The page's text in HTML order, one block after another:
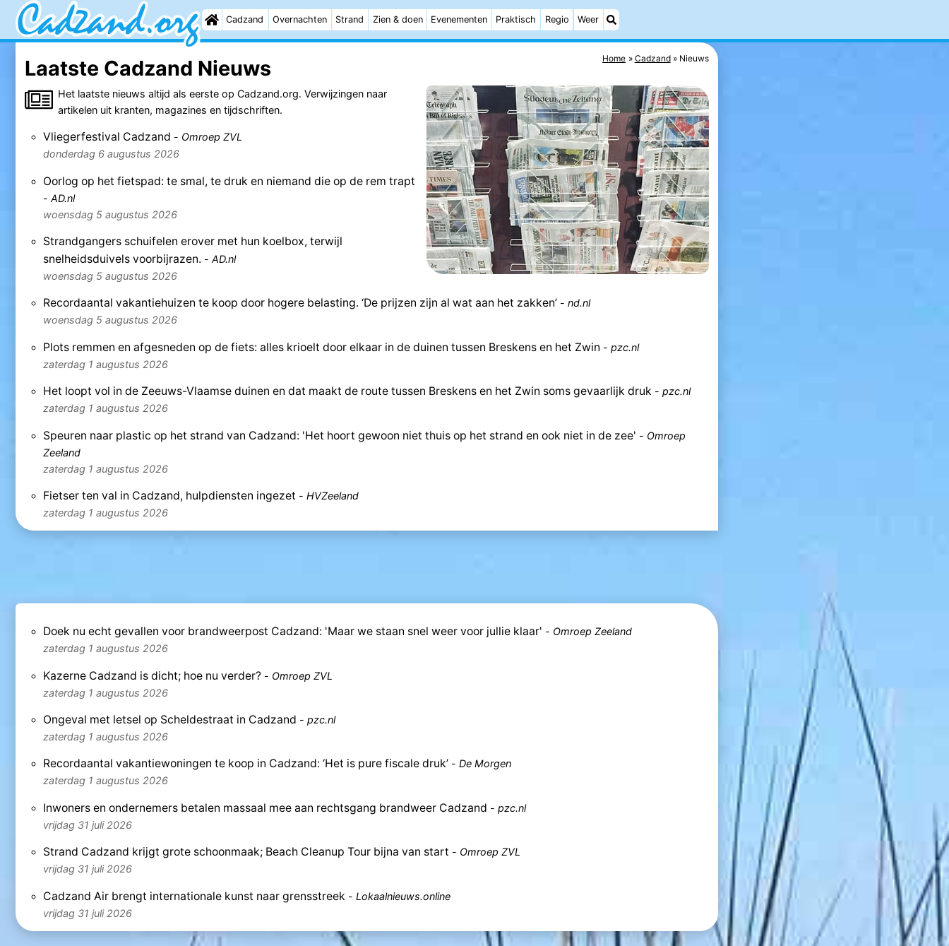
Cadzand Overnachten Strand Zien & doen Evenementen Praktisch Regio Weer
Home Cadzand Nieuws
Laatste Cadzand Nieuws
Het laatste nieuws altijd als eerste op Cadzand.org. Verwijzingen naar
artikelen uit kranten, magazines en tijdschriften.
Vliegerfestival Cadzand - Omroep ZVL
donderdag 6 augustus 2026
Oorlog op het fietspad: te smal, te druk en niemand die op de rem trapt
- AD.nl
woensdag 5 augustus 2026
Strandgangers schuifelen erover met hun koelbox, terwijl
snelheidsduivels voorbijrazen. - AD.nl
woensdag 5 augustus 2026
Recordaantal vakantiehuizen te koop door hogere belasting. ‘De prijzen zijn al wat aan het zakken’- nd.nl
woensdag 5 augustus 2026
Plots remmen en afgesneden op de fiets: alles krioelt door elkaar in de duinen tussen Breskens en het Zwin - pzc.nl
zaterdag 1 augustus 2026
Het loopt vol in de Zeeuws-Vlaamse duinen en dat maakt de route tussen Breskens en het Zwin soms gevaarlijk druk - pzc.nl
zaterdag 1 augustus 2026
Speuren naar plastic op het strand van Cadzand: 'Het hoort gewoon niet thuis op het strand en ook niet in de zee' - Omroep
Zeeland
zaterdag 1 augustus 2026
Fietser ten val in Cadzand, hulpdiensten ingezet - HVZeeland
zaterdag 1 augustus 2026
Doek nu echt gevallen voor brandweerpost Cadzand: 'Maar we staan snel weer voor jullie klaar' - Omroep Zeeland
zaterdag 1 augustus 2026
Kazerne Cadzand is dicht; hoe nu verder?- Omroep ZVL
zaterdag 1 augustus 2026
Ongeval met letsel op Scheldestraat in Cadzand - pzc.nl
zaterdag 1 augustus 2026
Recordaantal vakantiewoningen te koop in Cadzand: ‘Het is pure fiscale druk’- De Morgen
zaterdag 1 augustus 2026
Inwoners en ondernemers betalen massaal mee aan rechtsgang brandweer Cadzand - pzc.nl
vrijdag 31 juli 2026
Strand Cadzand krijgt grote schoonmaak; Beach Cleanup Tour bijna van start - Omroep ZVL
vrijdag 31 juli 2026
Cadzand Air brengt internationale kunst naar grensstreek - Lokaalnieuws.online
vrijdag 31 juli 2026